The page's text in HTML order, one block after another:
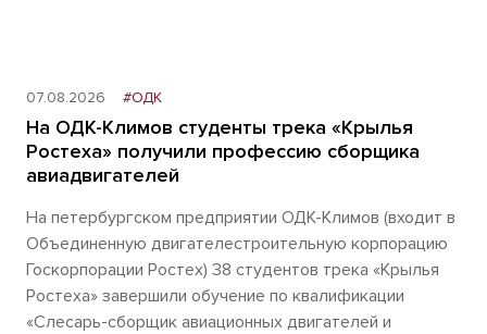
07.08.2026 #ОДК
На ОДК-Климов студенты трека «Крылья
Ростеха» получили профессию сборщика
авиадвигателей
На петербургском предприятии ОДК-Климов (входит в
Объединенную двигателестроительную корпорацию
Госкорпорации Ростех) 38 студентов трека «Крылья
Ростеха» завершили обучение по квалификации
«Слесарь-сборщик авиационных двигателей и